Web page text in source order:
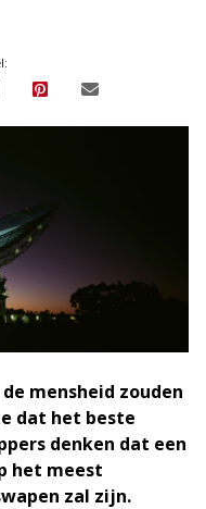
mensheid zouden
dat het beste
denken dat een
het meest
zal zijn.